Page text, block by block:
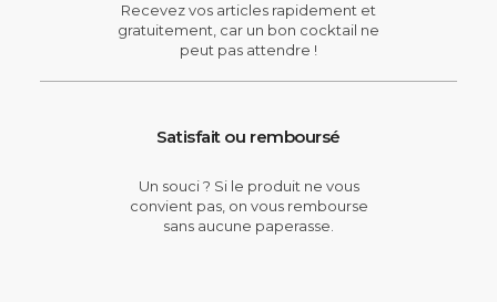
Recevez vos articles rapidement et
gratuitement, car un bon cocktail ne
peut pas attendre !
Satisfait ou remboursé
Un souci ? Si le produit ne vous
convient pas, on vous rembourse
sans aucune paperasse.